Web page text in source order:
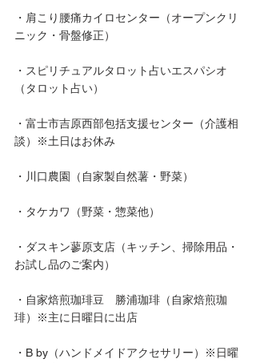
・肩こり腰痛カイロセンター（オープンクリ
ニック・骨盤修正）
・スピリチュアルタロット占いエスパシオ
（タロット占い）
・富士市吉原西部包括支援センター（介護相
談）※土日はお休み
・川口農園（自家製自然薯・野菜）
・タケカワ（野菜・惣菜他）
・ダスキン蓼原支店（キッチン、掃除用品・
お試し品のご案内）
・自家焙煎珈琲豆　勝浦珈琲（自家焙煎珈
琲）※主に日曜日に出店
・B by（ハンドメイドアクセサリー）※日曜